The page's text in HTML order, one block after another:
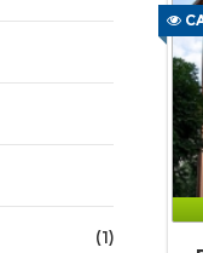
(1)